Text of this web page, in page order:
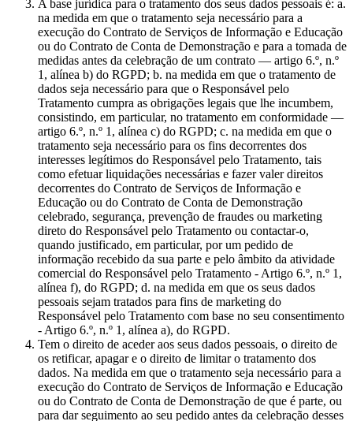
A base jurídica para o tratamento dos seus dados pessoais é: a.
na medida em que o tratamento seja necessário para a
execução do Contrato de Serviços de Informação e Educação
ou do Contrato de Conta de Demonstração e para a tomada de
medidas antes da celebração de um contrato — artigo 6.º, n.º
1, alínea b) do RGPD; b. na medida em que o tratamento de
dados seja necessário para que o Responsável pelo
Tratamento cumpra as obrigações legais que lhe incumbem,
consistindo, em particular, no tratamento em conformidade —
artigo 6.º, n.º 1, alínea c) do RGPD; c. na medida em que o
tratamento seja necessário para os fins decorrentes dos
interesses legítimos do Responsável pelo Tratamento, tais
como efetuar liquidações necessárias e fazer valer direitos
decorrentes do Contrato de Serviços de Informação e
Educação ou do Contrato de Conta de Demonstração
celebrado, segurança, prevenção de fraudes ou marketing
direto do Responsável pelo Tratamento ou contactar-o,
quando justificado, em particular, por um pedido de
informação recebido da sua parte e pelo âmbito da atividade
comercial do Responsável pelo Tratamento - Artigo 6.º, n.º 1,
alínea f), do RGPD; d. na medida em que os seus dados
pessoais sejam tratados para fins de marketing do
Responsável pelo Tratamento com base no seu consentimento
- Artigo 6.º, n.º 1, alínea a), do RGPD.
Tem o direito de aceder aos seus dados pessoais, o direito de
os retificar, apagar e o direito de limitar o tratamento dos
dados. Na medida em que o tratamento seja necessário para a
execução do Contrato de Serviços de Informação e Educação
ou do Contrato de Conta de Demonstração de que é parte, ou
para dar seguimento ao seu pedido antes da celebração desses